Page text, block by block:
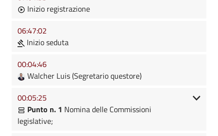
Inizio registrazione
06:47:02
Inizio seduta
00:04:46
Walcher Luis (Segretario questore)
00:05:25
Punto n. 1 Nomina delle Commissioni
legislative;